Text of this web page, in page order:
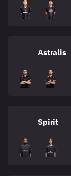
Astralis
Spirit